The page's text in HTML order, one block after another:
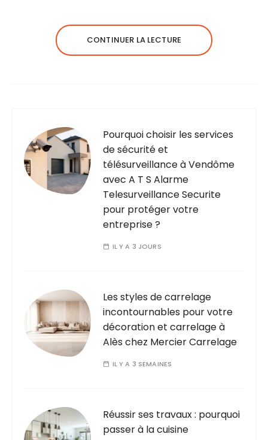
CONTINUER LA LECTURE
Pourquoi choisir les services
de sécurité et
télésurveillance à Vendôme
avec A T S Alarme
Telesurveillance Securite
pour protéger votre
entreprise ?
IL Y A 3 JOURS
Les styles de carrelage
incontournables pour votre
décoration et carrelage à
Alès chez Mercier Carrelage
IL Y A 3 SEMAINES
Réussir ses travaux : pourquoi
passer à la cuisine